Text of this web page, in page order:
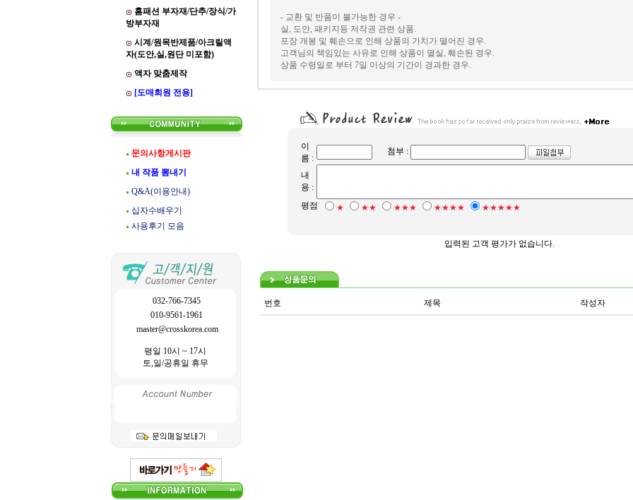
홈패션 부자재/단추/장식/가
방부자재
시계/원목반제품/아크릴액
자(도안,실,원단 미포함)
액자 맞춤제작
[도매회원 전용]
문의사항게시판
내 작품 뽐내기
Q&A(이용안내)
십자수배우기
사용후기 모음
032-766-7345
010-9561-1961
master@crosskorea.com
평일 10시 ~ 17시
토,일/공휴일 휴무
- 교환 및 반품이 불가능한 경우 -
실, 도안, 패키지등 저작권 관련 상품.
포장 개봉 및 훼손으로 인해 상품의 가치가 떨어진 경우.
고객님의 책임있는 사유로 인해 상품이 멸실, 훼손된 경우.
상품 수령일로 부터 7일 이상의 기간이 경과한 경우.
이
름 :
첨부 :
내
용 :
평점
★ ★★ ★★★ ★★★★ ★★★★★
입력된 고객 평가가 없습니다.
번호 제목 작성자